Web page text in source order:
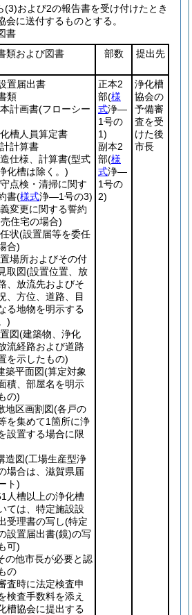
(3)および2の報告書を受け付けたとき
会に送付するものとする。
書
類および図書 部数 提出先
置届出書
類
計画書(フローシー
槽人員算定書
計算書
仕様、計算書(型式
化槽は除く。)
点検・清掃に関す
書(様式浄―1号の3)
変更に関する誓約
住宅の場合)
状(設置届等を委任
合)
場所およびその付
取図(設置位置、放
、放流先およびそ
、方位、道路、目
る地物を明示する
)
図(建築物、浄化
流経路および道路
を示したもの)
築平面図(算定対象
積、部屋名を明示
の)
地区画割図(各戸の
を集めて1箇所に浄
設置する場合に限
造図(工場生産型浄
場合は、滋賀県届
ト)
人槽以上の浄化槽
ては、特定施設設
受理書の写し(特定
設置届出書(鏡)の写
可)
の他市長が必要と認
の
査時に法定検査申
検査手数料を添え
槽協会に提出する
正本2
部(様
式浄―
1号の
1)
副本2
部(様
式浄―
1号の
2)
浄化槽
協会の
予備審
査を受
けた後
市長